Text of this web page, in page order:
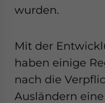
wurden.
Mit der
haben einige
nach die
Ausländern